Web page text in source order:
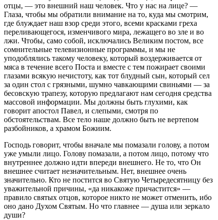
отцы, — это внешний наш человек. Что у нас на лице? —
Глаза, чтобы мы обратили внимание на то, куда мы смотрим,
где блуждает наш взор среди этого, всеми красками греха
переливающегося, изменчивого мира, лежащего во зле и во
лжи. Чтобы, само собой, исключались Великим постом, все
сомнительные телевизионные программы, и мы не
уподоблялись такому человеку, который воздерживается от
мяса в течение всего Поста и вместе с тем пожирает своими
глазами всякую нечистоту, как тот блудный сын, который сел
за один стол с грязными, шумно чавкающими свиньями — за
бесовскую трапезу, которую предлагают нам сегодня средства
массовой информации. Мы должны быть глухими, как
говорит апостол Павел, и слепыми, смотря по
обстоятельствам. Все тело наше должно быть не вертепом
разбойников, а храмом Божиим.
Господь говорит, чтобы вначале мы помазали голову, а потом
уже умыли лицо. Голову помазали, а потом лицо, потому что
внутреннее должно идти впереди внешнего. Не то, что Он
внешнее считает незначительным. Нет, внешнее очень
значительно. Кто не постится во Святую Четыредесятницу без
уважительной причины, «да никакоже причастится» —
правило святых отцов, которое никто не может отменить, ибо
оно дано Духом Святым. Но что главнее — душа или зеркало
души?